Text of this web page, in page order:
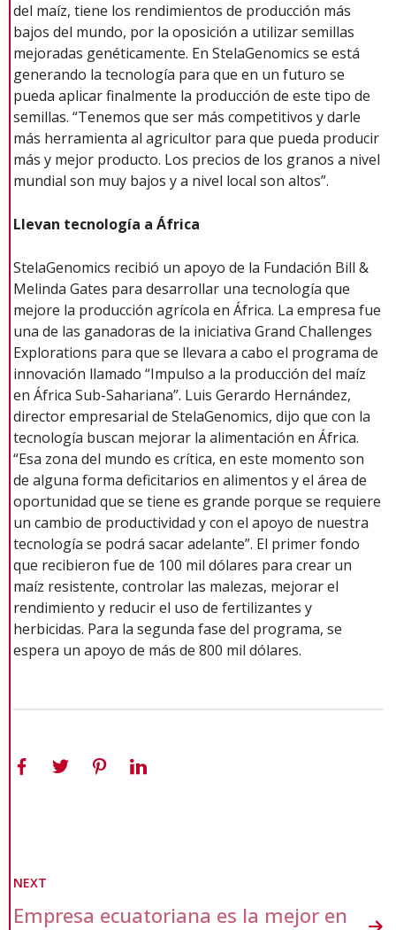
del maíz, tiene los rendimientos de producción más
bajos del mundo, por la oposición a utilizar semillas
mejoradas genéticamente. En StelaGenomics se está
generando la tecnología para que en un futuro se
pueda aplicar finalmente la producción de este tipo de
semillas. “Tenemos que ser más competitivos y darle
más herramienta al agricultor para que pueda producir
más y mejor producto. Los precios de los granos a nivel
mundial son muy bajos y a nivel local son altos”.
Llevan tecnología a África
StelaGenomics recibió un apoyo de la Fundación Bill &
Melinda Gates para desarrollar una tecnología que
mejore la producción agrícola en África. La empresa fue
una de las ganadoras de la iniciativa Grand Challenges
Explorations para que se llevara a cabo el programa de
innovación llamado “Impulso a la producción del maíz
en África Sub-Sahariana”. Luis Gerardo Hernández,
director empresarial de StelaGenomics, dijo que con la
tecnología buscan mejorar la alimentación en África.
“Esa zona del mundo es crítica, en este momento son
de alguna forma deficitarios en alimentos y el área de
oportunidad que se tiene es grande porque se requiere
un cambio de productividad y con el apoyo de nuestra
tecnología se podrá sacar adelante”. El primer fondo
que recibieron fue de 100 mil dólares para crear un
maíz resistente, controlar las malezas, mejorar el
rendimiento y reducir el uso de fertilizantes y
herbicidas. Para la segunda fase del programa, se
espera un apoyo de más de 800 mil dólares.
NEXT
Empresa ecuatoriana es la mejor en